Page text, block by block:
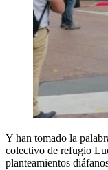
Y han tomado la
colectivo de refugio
planteamientos